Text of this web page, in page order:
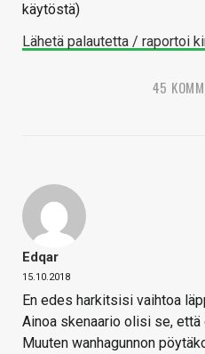
käytöstä)
Lähetä palautetta / raportoi
45
Edqar
15.10.2018
En edes harkitsisi vaihtoa
Ainoa skenaario olisi se,
Muuten wanhagunnon